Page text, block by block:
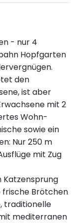
- nur 4
Hopfgarten
den
ist aber
mit 2
Wohn-
sowie ein
Nur 250 m
mit Zug
Katzensprung
Brötchen
traditionelle
mediterranen